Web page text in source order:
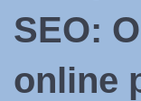
SEO:
online